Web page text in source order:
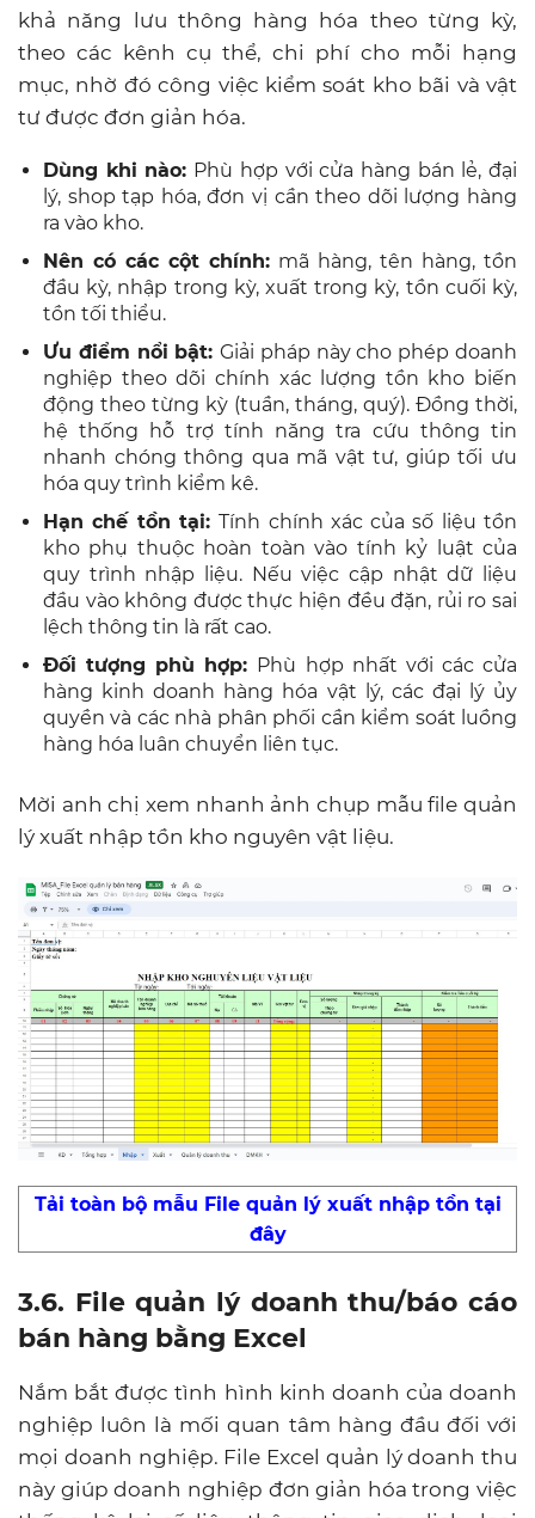
khả năng lưu thông hàng hóa theo từng kỳ,
theo các kênh cụ thể, chi phí cho mỗi hạng
mục, nhờ đó công việc kiểm soát kho bãi và vật
tư được đơn giản hóa.
Dùng khi nào: Phù hợp với cửa hàng bán lẻ, đại
lý, shop tạp hóa, đơn vị cần theo dõi lượng hàng
ra vào kho.
Nên có các cột chính: mã hàng, tên hàng, tồn
đầu kỳ, nhập trong kỳ, xuất trong kỳ, tồn cuối kỳ,
tồn tối thiểu.
Ưu điểm nổi bật:Giải pháp này cho phép doanh
nghiệp theo dõi chính xác lượng tồn kho biến
động theo từng kỳ (tuần, tháng, quý). Đồng thời,
hệ thống hỗ trợ tính năng tra cứu thông tin
nhanh chóng thông qua mã vật tư, giúp tối ưu
hóa quy trình kiểm kê.
Hạn chế tồn tại:Tính chính xác của số liệu tồn
kho phụ thuộc hoàn toàn vào tính kỷ luật của
quy trình nhập liệu. Nếu việc cập nhật dữ liệu
đầu vào không được thực hiện đều đặn, rủi ro sai
lệch thông tin là rất cao.
Đối tượng phù hợp: Phù hợp nhất với các cửa
hàng kinh doanh hàng hóa vật lý, các đại lý ủy
quyền và các nhà phân phối cần kiểm soát luồng
hàng hóa luân chuyển liên tục.
Mời anh chị xem nhanh ảnh chụp mẫu file quản
lý xuất nhập tồn kho nguyên vật liệu.
Tải toàn bộ mẫu File quản lý xuất nhập tồn tại
đây
3.6. File quản lý doanh thu/báo cáo
bán hàng bằng Excel
Nắm bắt được tình hình kinh doanh của doanh
nghiệp luôn là mối quan tâm hàng đầu đối với
mọi doanh nghiệp. File Excel quản lý doanh thu
này giúp doanh nghiệp đơn giản hóa trong việc